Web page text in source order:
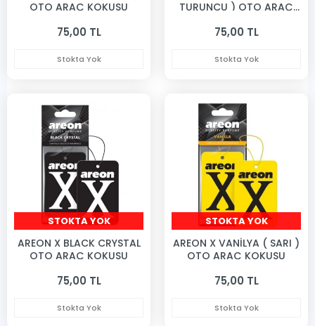
OTO ARAÇ KOKUSU
75,00 TL
Stokta Yok
TURUNCU ) OTO ARAÇ
75,00 TL
Stokta Yok
STOKTA YOK
AREON X BLACK CRYSTAL
OTO ARAÇ KOKUSU
75,00 TL
Stokta Yok
STOKTA YOK
AREON X VANİLYA ( SARI )
OTO ARAÇ KOKUSU
75,00 TL
Stokta Yok